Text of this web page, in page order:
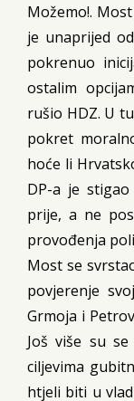
Možemo!.
je unaprijed
pokrenuo
ostalim
rušio HDZ. U
pokret
hoće li
DP-a je
prije, a ne
provođenja
Most se
povjerenje
Grmoja i
Još više su
ciljevima
htjeli biti u